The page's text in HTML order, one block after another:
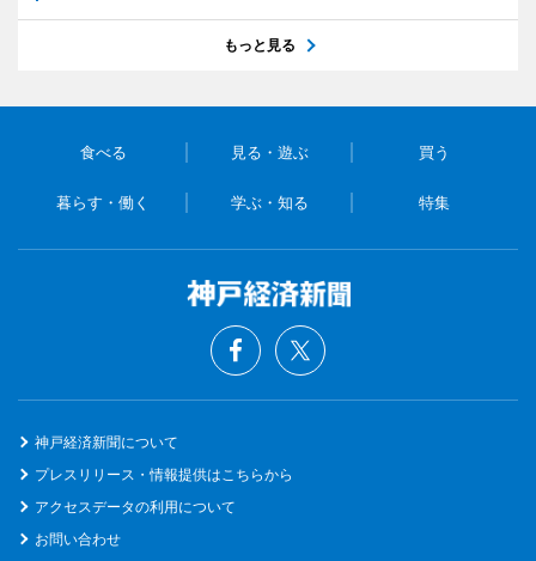
もっと見る
食べる 見る・遊ぶ 買う
暮らす・働く 学ぶ・知る 特集
神戸経済新聞について
プレスリリース・情報提供はこちらから
アクセスデータの利用について
お問い合わせ